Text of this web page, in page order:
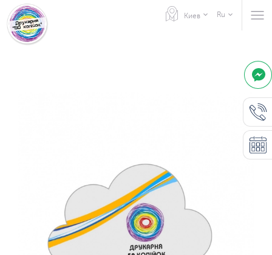
Киев Ru